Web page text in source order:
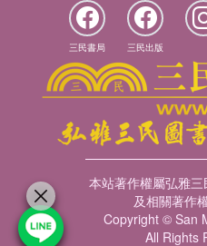
針對這個年齡階段設計的幼幼
中，除了引發小小孩對閱讀的
程中，潛移默化將書本傳遞的
書既然是要讓小小孩「玩」，
事，而是必須利用各種巧思，
他們自然而然走進書中，成為
讀參與，和創作者共同完成這
書，更是他們生活和遊戲的良
米雅創作的這套《比利FUN學
種趣意盎然，並且能夠引發小
三民書局 三民出版
本站著作權屬弘雅
及相關著作
Copyright © San
All Rights